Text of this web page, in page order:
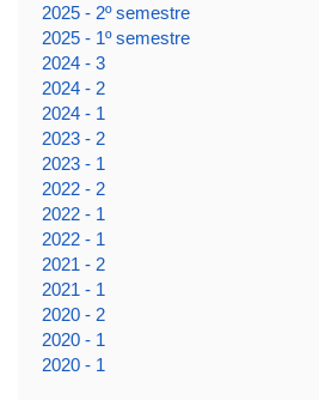
2025 - 2º semestre
2025 - 1º semestre
2024 - 3
2024 - 2
2024 - 1
2023 - 2
2023 - 1
2022 - 2
2022 - 1
2022 - 1
2021 - 2
2021 - 1
2020 - 2
2020 - 1
2020 - 1